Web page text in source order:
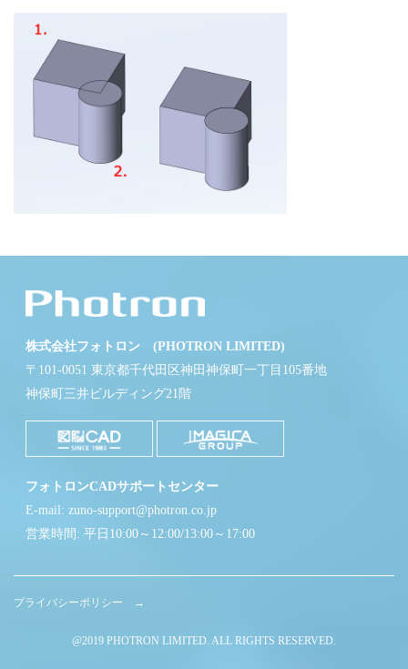
株式会社フォトロン (PHOTRON LIMITED)
〒101-0051 東京都千代田区神田神保町一丁目105番地
神保町三井ビルディング21階
フォトロンCADサポートセンター
E-mail: zuno-support@photron.co.jp
営業時間: 平日10:00～12:00/13:00～17:00
プライバシーポリシー →
@2019 PHOTRON LIMITED. ALL RIGHTS RESERVED.